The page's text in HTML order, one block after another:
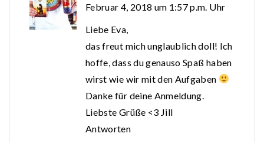
Februar 4, 2018 um 1:57 p.m. Uhr
Liebe Eva,
das freut mich unglaublich doll! Ich
hoffe, dass du genauso Spaß haben
wirst wie wir mit den Aufgaben
Danke für deine Anmeldung.
Liebste Grüße <3 Jill
Antworten